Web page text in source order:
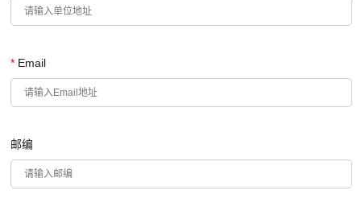
* Email
邮编